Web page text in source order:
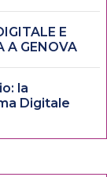
E
A GENOVA
la
Digitale